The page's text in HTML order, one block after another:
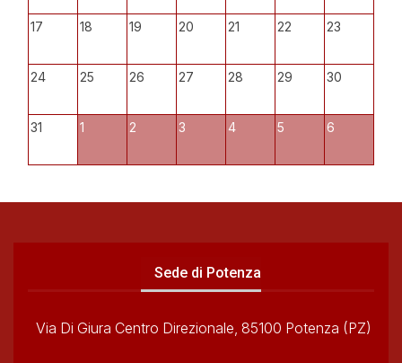
17 18 19 20 21 22 23
24 25 26 27 28 29 30
31 1 2 3 4 5 6
Sede di Potenza
Via Di Giura Centro Direzionale, 85100 Potenza (PZ)